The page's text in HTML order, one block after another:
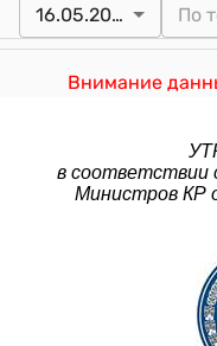
16.05.2022
Внимание